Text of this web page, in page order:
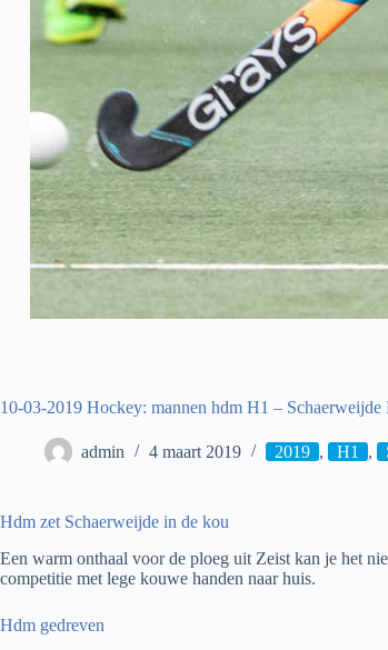
10-03-2019 Hockey: mannen hdm H1 –
admin 4 maart 2019 2019 , H1 ,
Hdm zet Schaerweijde in de kou
Een warm onthaal voor de ploeg uit Zeist kan je het
competitie met lege kouwe handen naar huis.
Hdm gedreven